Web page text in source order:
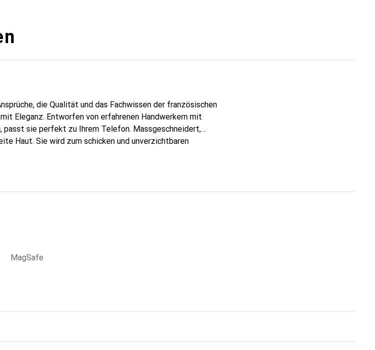
die Qualität und das Fachwissen der französischen
Eleganz. Entworfen von erfahrenen Handwerkern mit
passt sie perfekt zu Ihrem Telefon. Massgeschneidert,
Haut. Sie wird zum schicken und unverzichtbaren
MagSafe